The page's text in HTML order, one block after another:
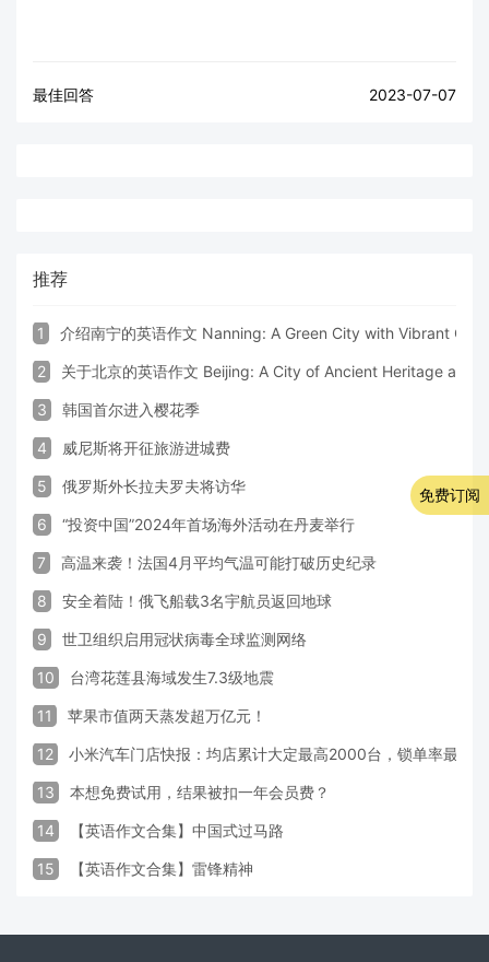
最佳回答 2023-07-07
推荐
1 介绍南宁的英语作文 Nanning: A Green City with Vibrant
2 关于北京的英语作文 Beijing: A City of Ancient Heritage and
3 韩国首尔进入樱花季
4 威尼斯将开征旅游进城费
5 俄罗斯外长拉夫罗夫将访华
6 “投资中国”2024年首场海外活动在丹麦举行
7 高温来袭！法国4月平均气温可能打破历史纪录
8 安全着陆！俄飞船载3名宇航员返回地球
9 世卫组织启用冠状病毒全球监测网络
10 台湾花莲县海域发生7.3级地震
11 苹果市值两天蒸发超万亿元！
12 小米汽车门店快报：均店累计大定最高2000台，锁单率最高
13 本想免费试用，结果被扣一年会员费？
14 【英语作文合集】中国式过马路
15 【英语作文合集】雷锋精神
免费订阅